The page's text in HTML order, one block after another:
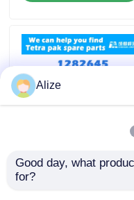
Свяжитесь мы
Новости
1282645 Kinfe
Tetrapak Запчасти
Alize
Good day, what
for?